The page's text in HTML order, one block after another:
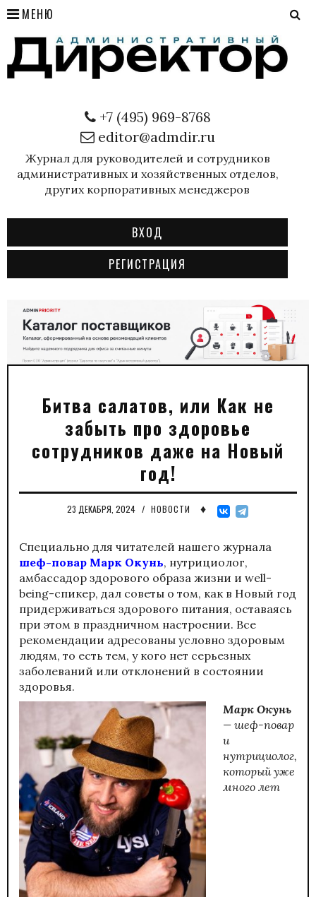
МЕНЮ
+7 (495) 969-8768
editor@admdir.ru
Журнал для руководителей и сотрудников
административных и хозяйственных отделов,
других корпоративных менеджеров
ВХОД
РЕГИСТРАЦИЯ
Битва салатов, или Как не
забыть про здоровье
сотрудников даже на Новый
год!
23 ДЕКАБРЯ, 2024 / НОВОСТИ ♦
Специально для читателей нашего журнала
шеф-повар Марк Окунь, нутрициолог,
амбассадор здорового образа жизни и well-
being-спикер, дал советы о том, как в Новый год
придерживаться здорового питания, оставаясь
при этом в праздничном настроении. Все
рекомендации адресованы условно здоровым
людям, то есть тем, у кого нет серьезных
заболеваний или отклонений в состоянии
здоровья.
Марк Окунь
— шеф-повар
и
нутрициолог,
который уже
много лет